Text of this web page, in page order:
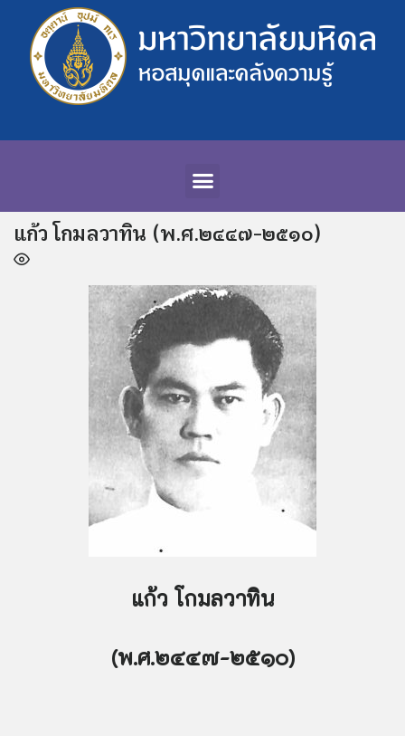
แก้ว โกมลวาทิน (พ.ศ.๒๔๔๗-๒๕๑๐)
แก้ว โกมลวาทิน
(พ.ศ.๒๔๔๗-๒๕๑๐)